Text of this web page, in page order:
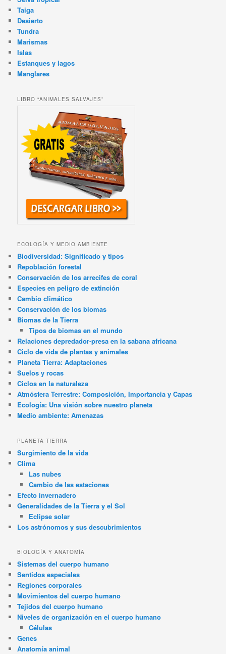
Taiga
Desierto
Tundra
Marismas
Islas
Estanques y lagos
Manglares
LIBRO “ANIMALES SALVAJES”
ECOLOGÍA Y MEDIO AMBIENTE
Biodiversidad: Significado y tipos
Repoblación forestal
Conservación de los arrecifes de coral
Especies en peligro de extinción
Cambio climático
Conservación de los biomas
Biomas de la Tierra
Tipos de biomas en el mundo
Relaciones depredador-presa en la sabana africana
Ciclo de vida de plantas y animales
Planeta Tierra: Adaptaciones
Suelos y rocas
Ciclos en la naturaleza
Atmósfera Terrestre: Composición, Importancia y Capas
Ecología: Una visión sobre nuestro planeta
Medio ambiente: Amenazas
PLANETA TIERRA
Surgimiento de la vida
Clima
Las nubes
Cambio de las estaciones
Efecto invernadero
Generalidades de la Tierra y el Sol
Eclipse solar
Los astrónomos y sus descubrimientos
BIOLOGÍA Y ANATOMÍA
Sistemas del cuerpo humano
Sentidos especiales
Regiones corporales
Movimientos del cuerpo humano
Tejidos del cuerpo humano
Niveles de organización en el cuerpo humano
Células
Genes
Anatomía animal